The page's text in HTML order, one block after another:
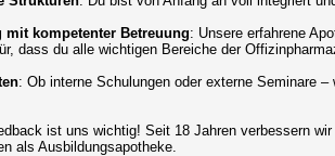
kompetenter Betreuung: Unsere erfahrene
dass du alle wichtigen Bereiche der
: Ob interne Schulungen oder externe Seminare
ist uns wichtig! Seit 18 Jahren verbessern
als Ausbildungsapotheke.